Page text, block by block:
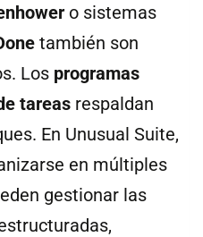
o sistemas
también son
Los programas
tareas respaldan
En Unusual Suite,
en múltiples
gestionar las